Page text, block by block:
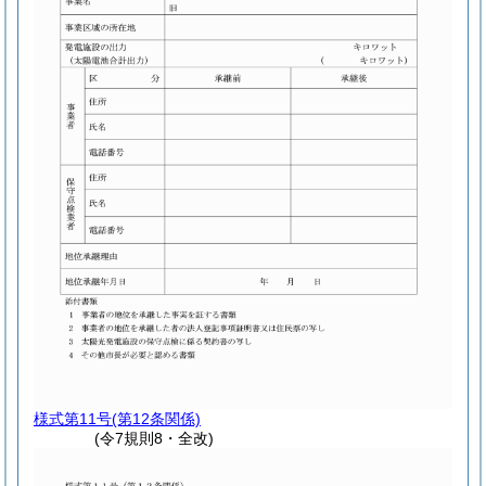
様式第11号(第12条関係)
(令7規則8・全改)